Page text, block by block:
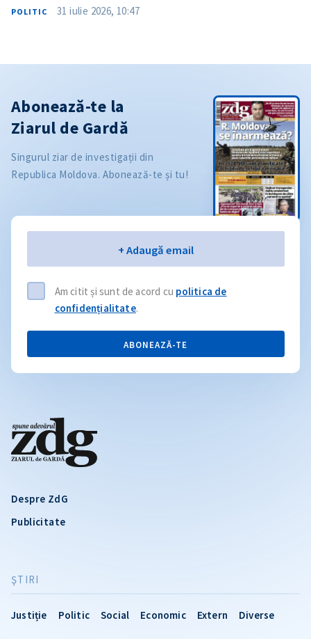
POLITIC 31 iulie 2026, 10:47
Despre ZdG
Publicitate
ŞTIRI
Justiție Politic Social Economic Extern Diverse
Abonează-te la
Ziarul de Gardă
Singurul ziar de investigații din
Republica Moldova. Abonează-te și tu!
+ Adaugă email
Am citit și sunt de acord cu politica de
confidențialitate.
ABONEAZĂ-TE